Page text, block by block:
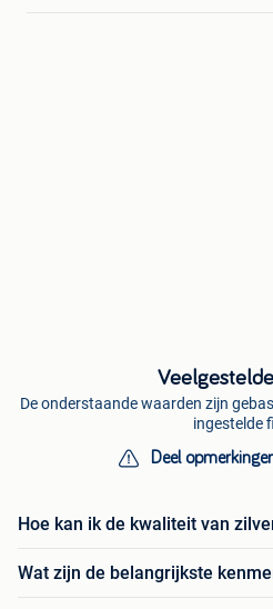
De onderstaande waarden zijn
ingestelde
Deel
Hoe kan ik de kwaliteit van
Wat zijn de belangrijkste